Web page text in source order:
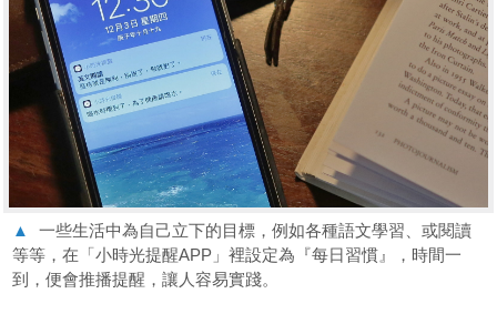
▲
一些生活中為自己立下的目標，例如各種語文學習、或閱讀
等等，在「小時光提醒APP」裡設定為『每日習慣』，時間一
到，便會推播提醒，讓人容易實踐。